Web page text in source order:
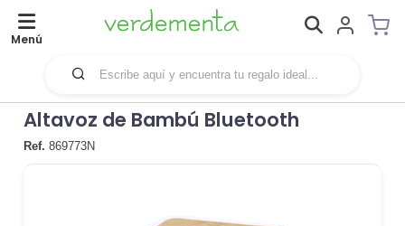
Menú
Altavoz de Bambú Bluetooth
Ref. 869773N